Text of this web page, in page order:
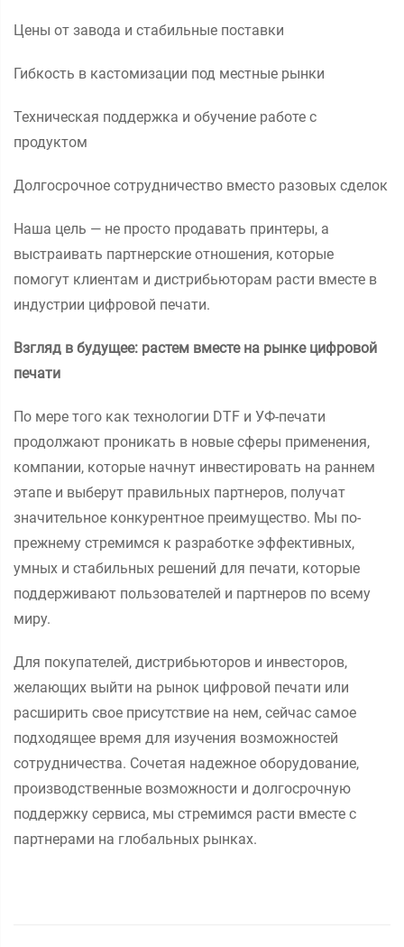
Цены от завода и стабильные поставки
Гибкость в кастомизации под местные рынки
Техническая поддержка и обучение работе с
продуктом
Долгосрочное сотрудничество вместо разовых сделок
Наша цель — не просто продавать принтеры, а
выстраивать партнерские отношения, которые
помогут клиентам и дистрибьюторам расти вместе в
индустрии цифровой печати.
Взгляд в будущее: растем вместе на рынке цифровой
печати
По мере того как технологии DTF и УФ-печати
продолжают проникать в новые сферы применения,
компании, которые начнут инвестировать на раннем
этапе и выберут правильных партнеров, получат
значительное конкурентное преимущество. Мы по-
прежнему стремимся к разработке эффективных,
умных и стабильных решений для печати, которые
поддерживают пользователей и партнеров по всему
миру.
Для покупателей, дистрибьюторов и инвесторов,
желающих выйти на рынок цифровой печати или
расширить свое присутствие на нем, сейчас самое
подходящее время для изучения возможностей
сотрудничества. Сочетая надежное оборудование,
производственные возможности и долгосрочную
поддержку сервиса, мы стремимся расти вместе с
партнерами на глобальных рынках.